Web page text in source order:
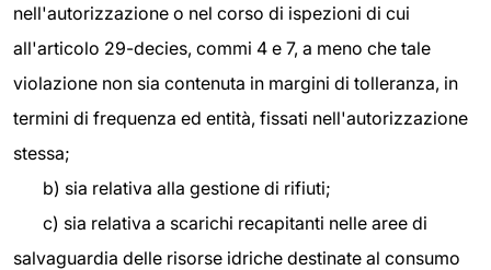
nell'autorizzazione o nel corso di ispezioni di cui
all'articolo 29-decies, commi 4 e 7, a meno che tale
violazione non sia contenuta in margini di tolleranza, in
termini di frequenza ed entità, fissati nell'autorizzazione
stessa;
b) sia relativa alla gestione di rifiuti;
c) sia relativa a scarichi recapitanti nelle aree di
salvaguardia delle risorse idriche destinate al consumo